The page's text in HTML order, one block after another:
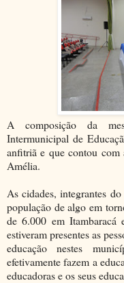
A composição da
Intermunicipal de
anfitriã e que contou com
Amélia.
As cidades, integrantes
população de algo em
de 6.000 em Itambaracá
estiveram presentes as
educação nestes
efetivamente fazem a
educadoras e os seus